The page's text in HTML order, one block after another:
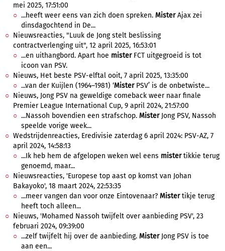
mei 2025, 17:51:00
...heeft weer eens van zich doen spreken. MisterAjax zei
dinsdagochtend in De...
Nieuwsreacties, "Luuk de Jong stelt beslissing
contractverlenging uit", 12 april 2025, 16:53:01
...en uithangbord. Apart hoe misterFCT uitgegroeid is tot
icoon van PSV.
Nieuws, Het beste PSV-elftal ooit, 7 april 2025, 13:35:00
...van der Kuijlen (1964–1981) ‘MisterPSV’ is de onbetwiste...
Nieuws, Jong PSV na geweldige comeback weer naar finale
Premier League International Cup, 9 april 2024, 21:57:00
...Nassoh bovendien een strafschop. MisterJong PSV, Nassoh
speelde vorige week...
Wedstrijdenreacties, Eredivisie zaterdag 6 april 2024: PSV-AZ, 7
april 2024, 14:58:13
...Ik heb hem de afgelopen weken wel eens mistertikkie terug
genoemd, maar...
Nieuwsreacties, 'Europese top aast op komst van Johan
Bakayoko', 18 maart 2024, 22:53:35
...meer vangen dan voor onze Eintovenaar? Mistertikje terug
heeft toch alleen...
Nieuws, 'Mohamed Nassoh twijfelt over aanbieding PSV', 23
februari 2024, 09:39:00
...zelf twijfelt hij over de aanbieding. MisterJong PSV is toe
aan een...